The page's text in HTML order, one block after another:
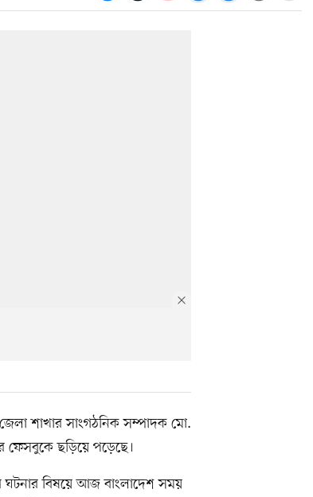
শাখার সাংগঠনিক সম্পাদক মো.
ফেসবুকে ছড়িয়ে পড়েছে।
ঘটনার বিষয়ে আজ বাংলাদেশ সময়